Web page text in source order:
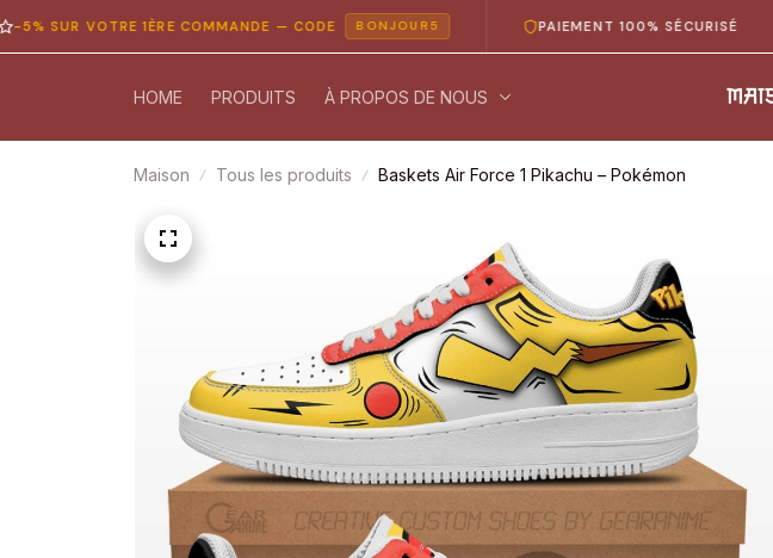
VOTRE 1ÈRE COMMANDE — CODE BONJOUR5 PAIEMENT 100% SÉCURISÉ
HOME PRODUITS À PROPOS DE NOUS
Maison Tous les produits Baskets Air Force 1 Pikachu – Pokémon